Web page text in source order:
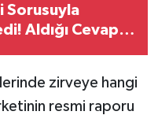
Sorusuyla
Aldığı Cevap
zirveye hangi
resmi raporu